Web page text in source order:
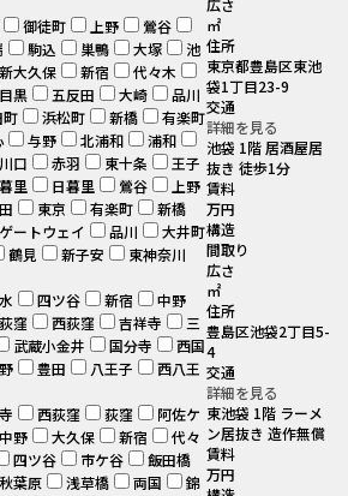
御徒町 上野
鶯谷
駒込 巣鴨 大塚
池
新大久保 新宿
代々木
目黒 五反田 大崎
品川
町 浜松町 新橋
有楽町
与野 北浦和
浦和
川口 赤羽 東十条
王子
里 日暮里 鶯谷
上野
東京 有楽町
新橋
ートウェイ 品川
大井町
鶴見 新子安
東神奈川
四ツ谷 新宿
中野
荻窪 西荻窪 吉祥寺
三
武蔵小金井 国分寺
西国
豊田 八王子
西八王
西荻窪 荻窪
阿佐ケ
野 大久保 新宿
代々
四ツ谷 市ケ谷
飯田橋
秋葉原 浅草橋 両国
錦
広さ
㎡
住所
東京都豊島区東池
袋1丁目23-9
交通
詳細を見る
池袋 1階 居酒屋居
抜き 徒歩1分
賃料
万円
構造
間取り
広さ
㎡
住所
豊島区池袋2丁目5-
4
交通
詳細を見る
東池袋 1階 ラーメ
ン居抜き 造作無償
賃料
万円